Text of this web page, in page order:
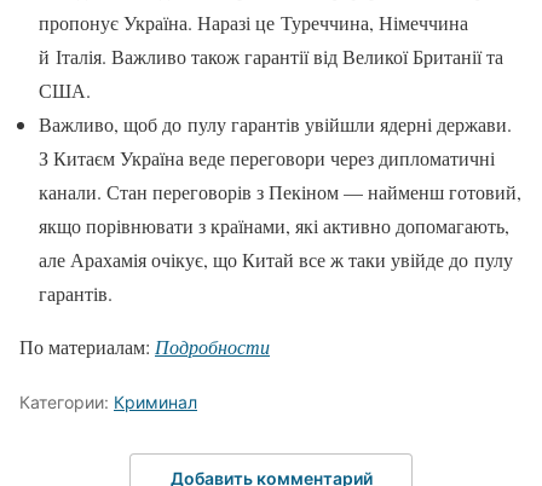
пропонує Україна. Наразі це Туреччина, Німеччина
й Італія. Важливо також гарантії від Великої Британії та
США.
Важливо, щоб до пулу гарантів увійшли ядерні держави.
З Китаєм Україна веде переговори через дипломатичні
канали. Стан переговорів з Пекіном — найменш готовий,
якщо порівнювати з країнами, які активно допомагають,
але Арахамія очікує, що Китай все ж таки увійде до пулу
гарантів.
По материалам: Подробности
Категории: Криминал
Добавить комментарий